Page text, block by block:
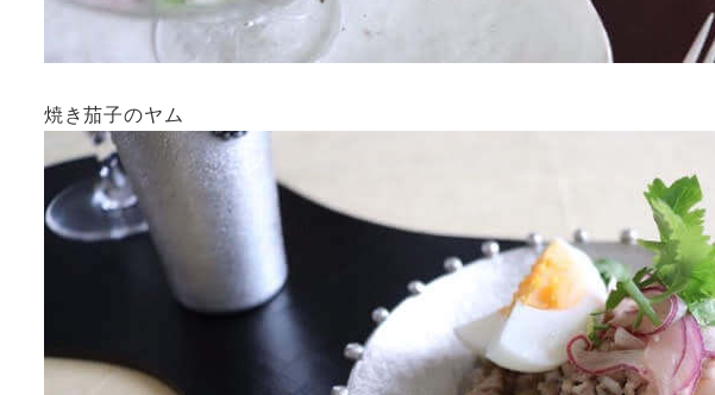
焼き茄子のヤム